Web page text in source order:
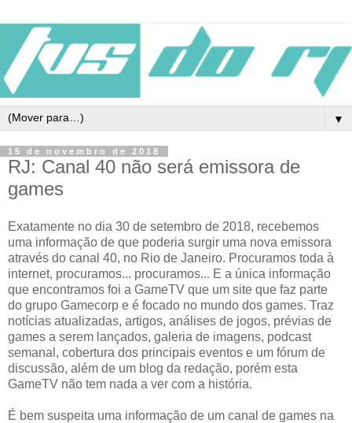
▼
15 de novembro de 2018
RJ: Canal 40 não será emissora de
games
Exatamente no dia 30 de setembro de 2018, recebemos
uma informação de que poderia surgir uma nova emissora
através do canal 40, no Rio de Janeiro. Procuramos toda à
internet, procuramos... procuramos... E a única informação
que encontramos foi a GameTV que um site que faz parte
do grupo Gamecorp e é focado no mundo dos games. Traz
notícias atualizadas, artigos, análises de jogos, prévias de
games a serem lançados, galeria de imagens, podcast
semanal, cobertura dos principais eventos e um fórum de
discussão, além de um blog da redação, porém esta
GameTV não tem nada a ver com a história.
É bem suspeita uma informação de um canal de games na